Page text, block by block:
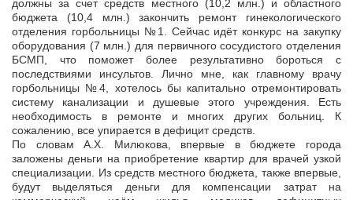
должны за счет средств местного (10,2 млн.) и областного
бюджета (10,4 млн.) закончить ремонт гинекологического
отделения горбольницы №1. Сейчас идёт конкурс на закупку
оборудования (7 млн.) для первичного сосудистого отделения
БСМП, что поможет более результативно бороться с
последствиями инсультов. Лично мне, как главному врачу
горбольницы №4, хотелось бы капитально отремонтировать
систему канализации и душевые этого учреждения. Есть
необходимость в ремонте и многих других больниц. К
сожалению, все упирается в дефицит средств.
По словам А.Х. Милюкова, впервые в бюджете города
заложены деньги на приобретение квартир для врачей узкой
специализации. Из средств местного бюджета, также впервые,
будут выделяться деньги для компенсации затрат на